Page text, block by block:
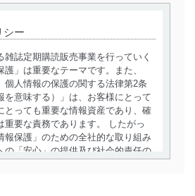
シー
雑誌定期購読販売事業を行っていく
護」は重要なテーマです。また、
個人情報の保護の関する法律第2条
を意味する）」は、お客様にとって
とっても重要な情報資産であり、確
重要な責務であります。 したがっ
報保護」のための全社的な取り組み
の「安心」の提供及び社会的責任の